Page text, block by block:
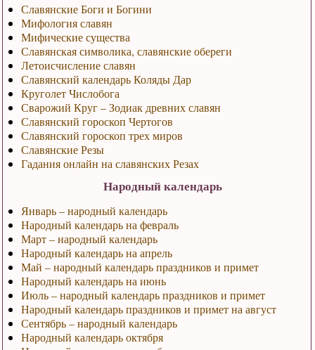
Славянские Боги и Богини
Мифология славян
Мифические существа
Славянская символика, славянские обереги
Летоисчисление славян
Славянский календарь Коляды Дар
Круголет Числобога
Сварожий Круг – Зодиак древних славян
Славянский гороскоп Чертогов
Славянский гороскоп трех миров
Славянские Резы
Гадания онлайн на славянских Резах
Народный календарь
Январь – народный календарь
Народный календарь на февраль
Март – народный календарь
Народный календарь на апрель
Май – народный календарь праздников и примет
Народный календарь на июнь
Июль – народный календарь праздников и примет
Народный календарь праздников и примет на август
Сентябрь – народный календарь
Народный календарь октября